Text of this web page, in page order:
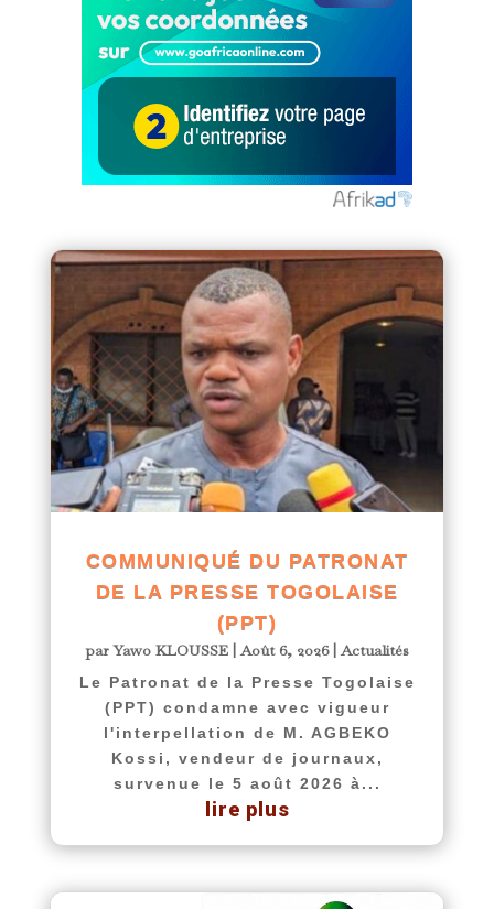
COMMUNIQUÉ DU PATRONAT
DE LA PRESSE TOGOLAISE
(PPT)
parYawo KLOUSSE|Août 6, 2026|Actualités
Le Patronat de la Presse Togolaise
(PPT) condamne avec vigueur
l'interpellation de M. AGBEKO
Kossi, vendeur de journaux,
survenue le 5 août 2026 à...
lire plus